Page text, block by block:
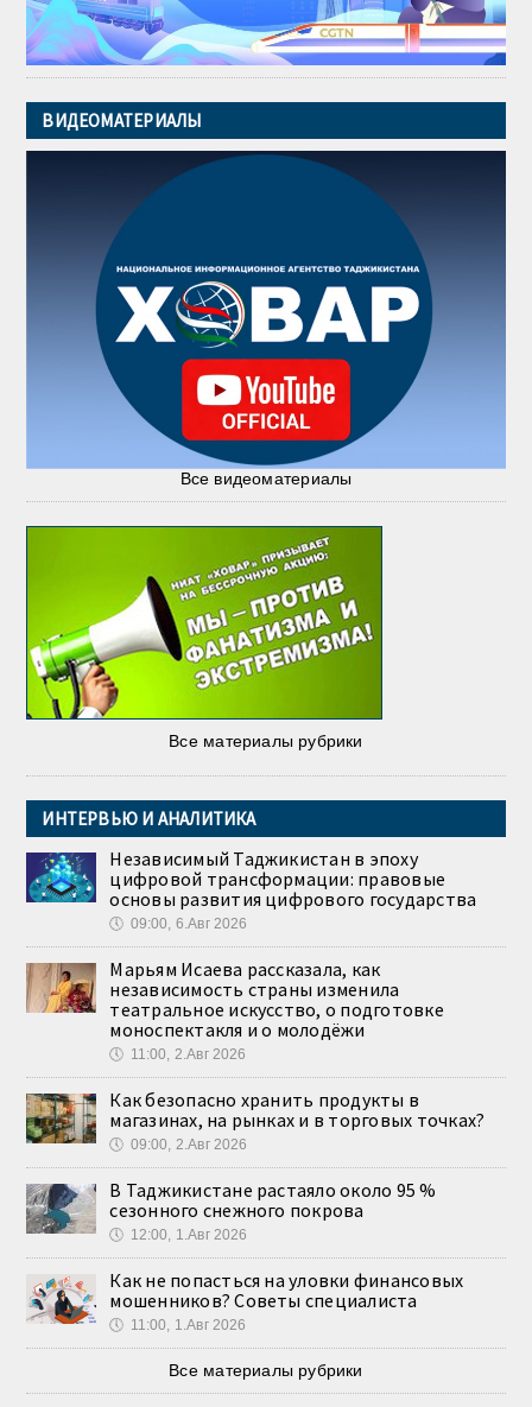
ВИДЕОМАТЕРИАЛЫ
Все видеоматериалы
Все материалы рубрики
ИНТЕРВЬЮ И АНАЛИТИКА
Независимый Таджикистан в эпоху
цифровой трансформации: правовые
основы развития цифрового государства
🕔 09:00, 6.Авг 2026
Марьям Исаева рассказала, как
независимость страны изменила
театральное искусство, о подготовке
моноспектакля и о молодёжи
🕔 11:00, 2.Авг 2026
Как безопасно хранить продукты в
магазинах, на рынках и в торговых точках?
🕔 09:00, 2.Авг 2026
В Таджикистане растаяло около 95 %
сезонного снежного покрова
🕔 12:00, 1.Авг 2026
Как не попасться на уловки финансовых
мошенников? Советы специалиста
🕔 11:00, 1.Авг 2026
Все материалы рубрики